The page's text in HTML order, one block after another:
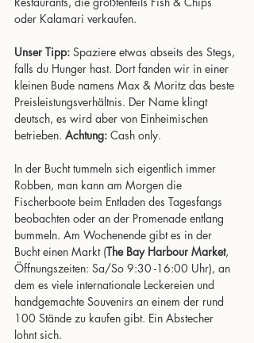
oder Kalamari verkaufen.
Unser Tipp: Spaziere etwas abseits des Stegs,
falls du Hunger hast. Dort fanden wir in einer
kleinen Bude namens Max & Moritz das beste
Preisleistungsverhältnis. Der Name klingt
deutsch, es wird aber von Einheimischen
betrieben. Achtung: Cash only.
In der Bucht tummeln sich eigentlich immer
Robben, man kann am Morgen die
Fischerboote beim Entladen des Tagesfangs
beobachten oder an der Promenade entlang
bummeln. Am Wochenende gibt es in der
Bucht einen Markt (The Bay Harbour Market,
Öffnungszeiten: Sa/So 9:30 -16:00 Uhr), an
dem es viele internationale Leckereien und
handgemachte Souvenirs an einem der rund
100 Stände zu kaufen gibt. Ein Abstecher
lohnt sich.